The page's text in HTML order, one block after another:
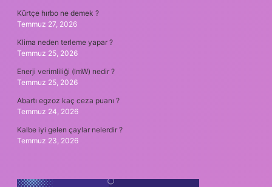
Kürtçe hırbo ne demek ?
Temmuz 27, 2026
Klima neden terleme yapar ?
Temmuz 25, 2026
Enerji verimliliği (lmW) nedir ?
Temmuz 25, 2026
Abartı egzoz kaç ceza puanı ?
Temmuz 24, 2026
Kalbe iyi gelen çaylar nelerdir ?
Temmuz 23, 2026